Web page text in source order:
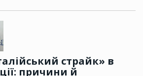
страйк» в
причини й